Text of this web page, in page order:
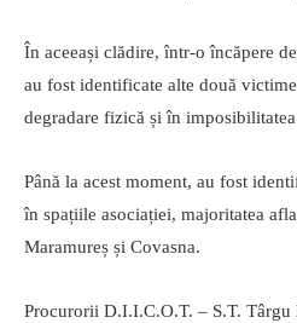
În aceeași clădire, într-o încăpere
au fost identificate alte două
degradare fizică și în
Până la acest moment, au fost
în spațiile asociației, majoritatea
Maramureș și Covasna.
Procurorii D.I.I.C.O.T. – S.T. Târgu